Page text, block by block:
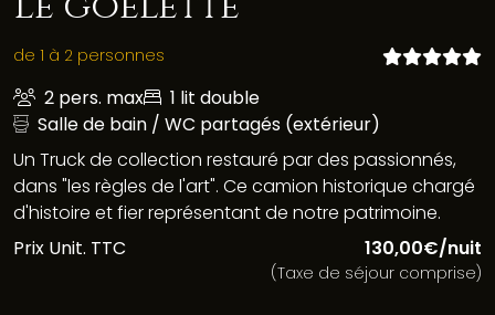
de 1 à 2 personnes
2 pers. max
1 lit double
Salle de bain / WC partagés (extérieur)
Un Truck de collection restauré par des passionnés,
dans "les règles de l'art". Ce camion historique chargé
d'histoire et fier représentant de notre patrimoine.
Prix Unit. TTC
130,00€/nuit
(Taxe de séjour comprise)